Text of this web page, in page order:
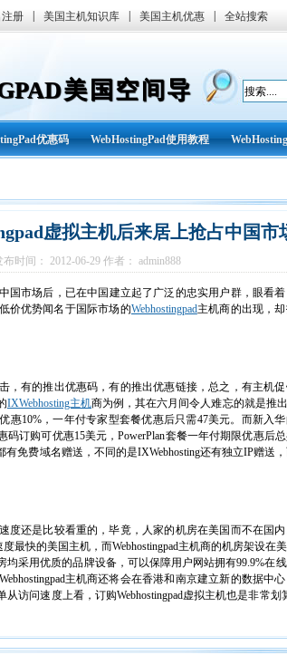
册 美国主机知识库 美国主机优惠 全站搜索
美国空间导
优惠码 WebHostingPad使用教程
虚拟主机后来居上抢占中国市
布时间： 2012-06-29 作者： admin888
国市场后，已在中国建立起了广泛的忠实用户群，眼看
价优势闻名于国际市场的Webhostingpad主机商的出现，
，有的推出优惠码，有的推出优惠链接，总之，有主机
IXWebhosting主机商为例，其在六月间令人难忘的就是推
10%，一年付专家型套餐优惠后只需47美元。而新入华
码订购可优惠15美元，PowerPlan套餐一年付期限优惠后
免费域名赠送，不同的是IXWebhosting还有独立IP赠送，
度还是比较看重的，毕竟，人家的机房在美国而不在国
最快的美国主机，而Webhostingpad主机商的机房架设在
采用优质的品牌设备，可以保障用户网站拥有99.9%在
主机商还将会在香港和南京建立新的数据中
访问速度上看，订购Webhostingpad虚拟主机也是非常划